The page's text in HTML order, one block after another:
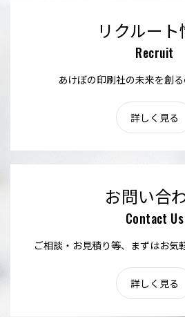
リクルー
Recruit
あけぼの印刷社の未来を創
詳しく見る
お問い合
Contact Us
ご相談・お見積り等、まずはお気
詳しく見る